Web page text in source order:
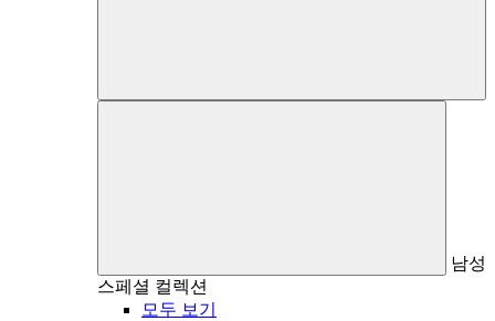
남성
스페셜 컬렉션
모두 보기